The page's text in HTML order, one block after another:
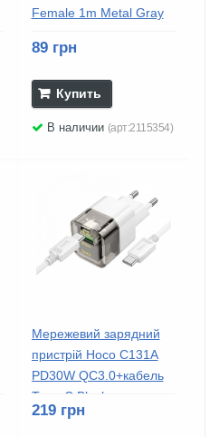
Female 1m Metal Gray
89 грн
Купить
В наличии (арт:2115354)
Мережевий зарядний
пристрій Hoco C131A
PD30W QC3.0+кабель
Type-C Black
219 грн